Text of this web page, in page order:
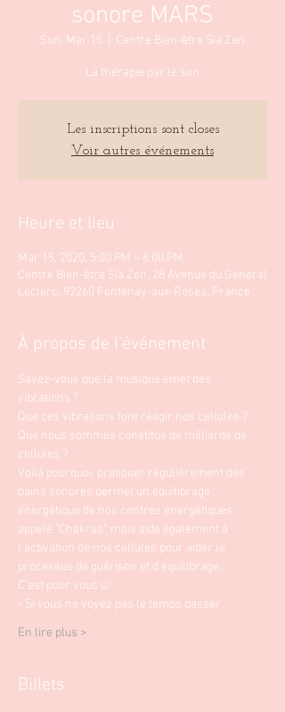
sonore MARS
Sun, Mar 15 Centre Bien-être Sia Zen
La thérapie par le son
Les inscriptions sont closes
Voir autres événements
Heure et lieu
Mar 15, 2020, 5:00 PM – 6:00 PM
Centre Bien-être Sia Zen, 28 Avenue du Général
Leclerc, 92260 Fontenay-aux-Roses, France
À propos de l'événement
Savez-vous que la musique émet des
vibrations ?
Que ces vibrations font réagir nos cellules ?
Que nous sommes constitué de milliards de
cellules ?
Voilà pourquoi, pratiquer régulièrement des
bains sonores permet un équilibrage
énergétique de nos centres énergétiques
appelé "Chakras", mais aide également à
l'activation de nos cellules pour aider le
processus de guérison et d'équilibrage.
C'est pour vous si :
- Si vous ne voyez pas le temps passer
En lire plus >
Billets